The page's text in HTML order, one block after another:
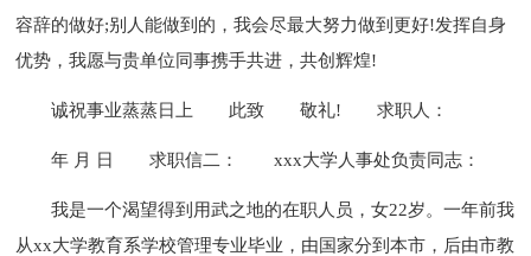
容辞的做好;别人能做到的，我会尽最大努力做到更好!发挥自身
优势，我愿与贵单位同事携手共进，共创辉煌!
诚祝事业蒸蒸日上 此致 敬礼! 求职人：
年 月 日 求职信二： xxx大学人事处负责同志：
我是一个渴望得到用武之地的在职人员，女22岁。一年前我
从xx大学教育系学校管理专业毕业，由国家分到本市，后由市教